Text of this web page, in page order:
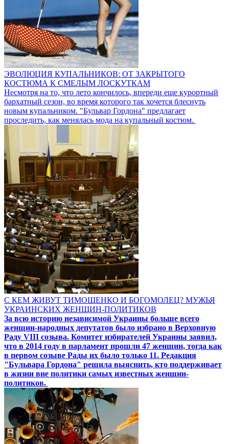
ЭВОЛЮЦИЯ КУПАЛЬНИКОВ: ОТ ЗАКРЫТОГО
КОСТЮМА К СМЕЛЫМ ЛОСКУТКАМ
Несмотря на то, что лето кончилось, впереди еще курортный
бархатный сезон, во время которого так хочется блеснуть
новым купальником. "Бульвар Гордона" предлагает
проследить, как менялась мода на купальный костюм.
С КЕМ ЖИВУТ ТИМОШЕНКО И БОГОМОЛЕЦ? МУЖЬЯ
УКРАИНСКИХ ЖЕНЩИН-ПОЛИТИКОВ
За всю историю независимой Украины больше всего
женщин-народных депутатов было избрано в Верховную
Раду VIII созыва. Комитет избирателей Украины заявил,
что в 2014 году в парламент прошли 47 женщин, тогда как
в первом созыве Рады их было только 11. Редакция
"Бульвара Гордона" решила выяснить, кто поддерживает
в жизни вне политики самых известных женщин-
политиков.